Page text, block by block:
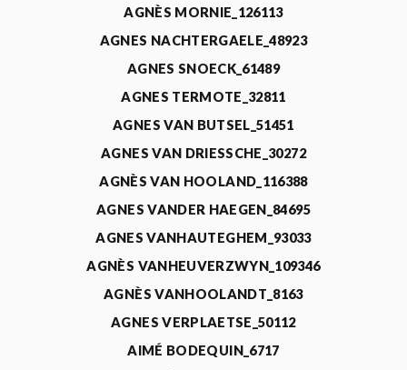
AGNÈS MORNIE_126113
AGNES NACHTERGAELE_48923
AGNES SNOECK_61489
AGNES TERMOTE_32811
AGNES VAN BUTSEL_51451
AGNES VAN DRIESSCHE_30272
AGNÈS VAN HOOLAND_116388
AGNES VANDER HAEGEN_84695
AGNES VANHAUTEGHEM_93033
AGNÈS VANHEUVERZWYN_109346
AGNÈS VANHOOLANDT_8163
AGNES VERPLAETSE_50112
AIMÉ BODEQUIN_6717